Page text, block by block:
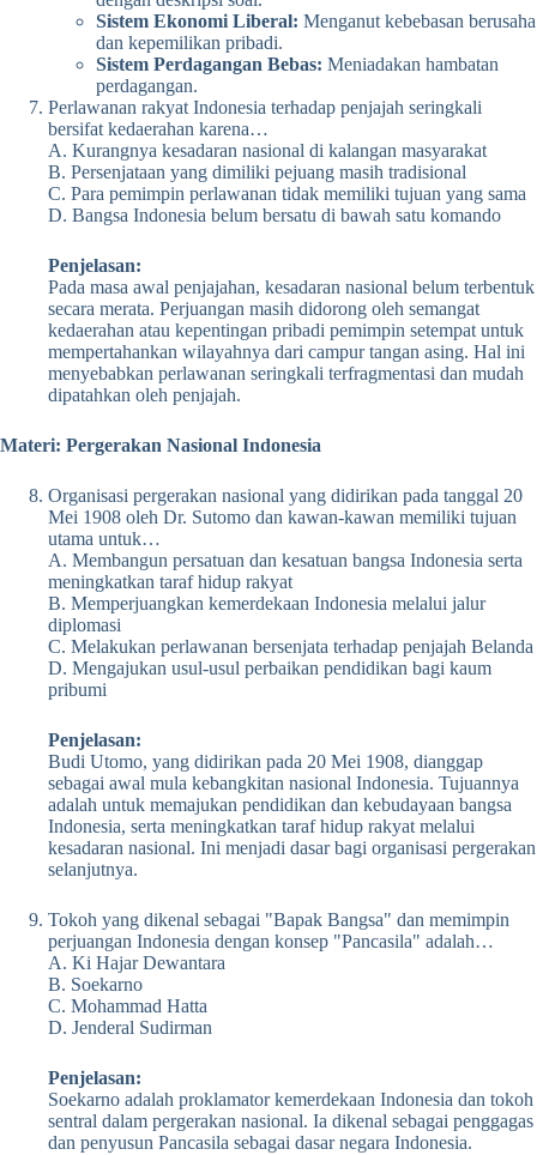
Sistem Ekonomi Liberal: Menganut kebebasan berusaha
dan kepemilikan pribadi.
Sistem Perdagangan Bebas: Meniadakan hambatan
perdagangan.
Perlawanan rakyat Indonesia terhadap penjajah seringkali
bersifat kedaerahan karena…
A. Kurangnya kesadaran nasional di kalangan masyarakat
B. Persenjataan yang dimiliki pejuang masih tradisional
C. Para pemimpin perlawanan tidak memiliki tujuan yang sama
D. Bangsa Indonesia belum bersatu di bawah satu komando
Penjelasan:
Pada masa awal penjajahan, kesadaran nasional belum terbentuk
secara merata. Perjuangan masih didorong oleh semangat
kedaerahan atau kepentingan pribadi pemimpin setempat untuk
mempertahankan wilayahnya dari campur tangan asing. Hal ini
menyebabkan perlawanan seringkali terfragmentasi dan mudah
dipatahkan oleh penjajah.
Materi: Pergerakan Nasional Indonesia
Organisasi pergerakan nasional yang didirikan pada tanggal 20
Mei 1908 oleh Dr. Sutomo dan kawan-kawan memiliki tujuan
utama untuk…
A. Membangun persatuan dan kesatuan bangsa Indonesia serta
meningkatkan taraf hidup rakyat
B. Memperjuangkan kemerdekaan Indonesia melalui jalur
diplomasi
C. Melakukan perlawanan bersenjata terhadap penjajah Belanda
D. Mengajukan usul-usul perbaikan pendidikan bagi kaum
pribumi
Penjelasan:
Budi Utomo, yang didirikan pada 20 Mei 1908, dianggap
sebagai awal mula kebangkitan nasional Indonesia. Tujuannya
adalah untuk memajukan pendidikan dan kebudayaan bangsa
Indonesia, serta meningkatkan taraf hidup rakyat melalui
kesadaran nasional. Ini menjadi dasar bagi organisasi pergerakan
selanjutnya.
Tokoh yang dikenal sebagai "Bapak Bangsa" dan memimpin
perjuangan Indonesia dengan konsep "Pancasila" adalah…
A. Ki Hajar Dewantara
B. Soekarno
C. Mohammad Hatta
D. Jenderal Sudirman
Penjelasan:
Soekarno adalah proklamator kemerdekaan Indonesia dan tokoh
sentral dalam pergerakan nasional. Ia dikenal sebagai penggagas
dan penyusun Pancasila sebagai dasar negara Indonesia.